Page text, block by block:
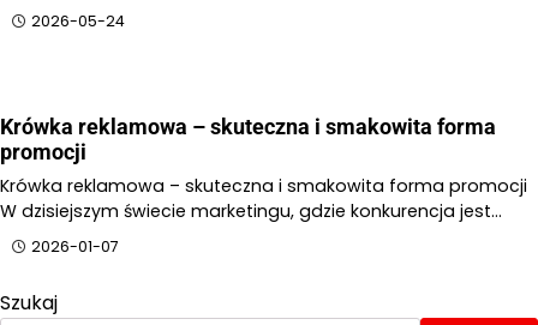
2026-05-24
Krówka reklamowa – skuteczna i smakowita forma
promocji
Krówka reklamowa – skuteczna i smakowita forma promocji
W dzisiejszym świecie marketingu, gdzie konkurencja jest…
2026-01-07
Szukaj